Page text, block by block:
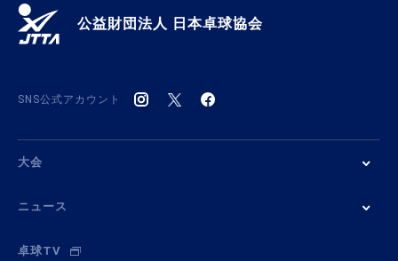
公益財団法人 日本卓球協会
SNS公式アカウント
大会
ニュース
卓球TV